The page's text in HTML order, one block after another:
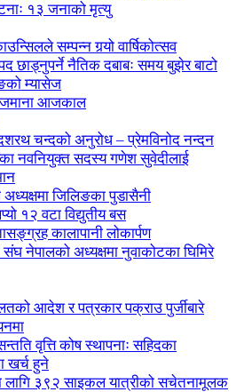
१३ जनाको मृत्यु
सम्पन्न गर्‍यो वार्षिकोत्सव
छाड्नुपर्ने नैतिक दबाबः समय बुझेर बाटो
म्यासेज
जमाना आजकाल
दशरथ चन्दको अनुरोध – प्रेमविनोद नन्दन
नवनियुक्त सदस्य गणेश सुवेदीलाई
जिलिङका पुडासैनी
१२ वटा विद्युतीय बस
कालापानी लोकार्पण
संघ नेपालको अध्यक्षमा नुवाकोटका घिमिरे
आदेश र पत्रकार पक्राउ पुर्जीबारे
वृत्ति कोष स्थापनाः सहिदका
खर्च हुने
लागि ३९२ साइकल यात्रीको सचेतनामूलक